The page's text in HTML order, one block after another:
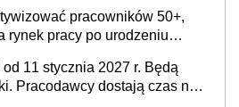
pracowników 50+,
rynek pracy po urodzeniu
Fundusz na rzecz
11 stycznia 2027 r. Będą
Pracodawcy dostają czas na